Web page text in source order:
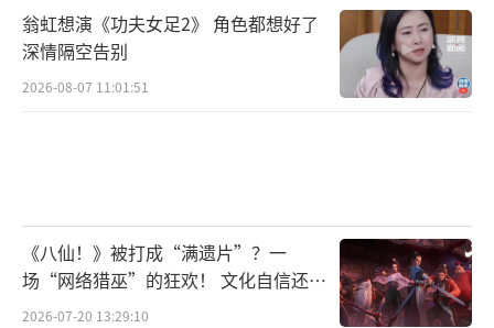
翁虹想演《功夫女足2》 角色都想好了
深情隔空告别
2026-08-07 11:01:51
《八仙！》被打成“满遗片”？一
场“网络猎巫”的狂欢！ 文化自信还是
焦虑？
2026-07-20 13:29:10